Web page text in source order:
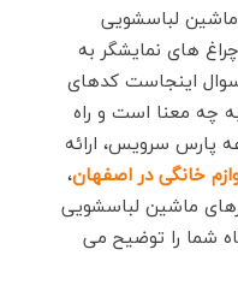
لباسشویی
های نمایشگر به
اینجاست کدهای
چه معنا است و راه
پارس سرویس، ارائه
خانگی در اصفهان،
ماشین لباسشویی
شما را توضیح می